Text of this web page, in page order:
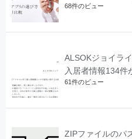
68件のビュー
ALSOKジョイラ
入居者情報134件
61件のビュー
ZIPファイルのパ